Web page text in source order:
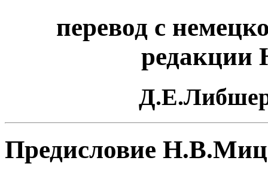
перевод с
редакции
Предисловие